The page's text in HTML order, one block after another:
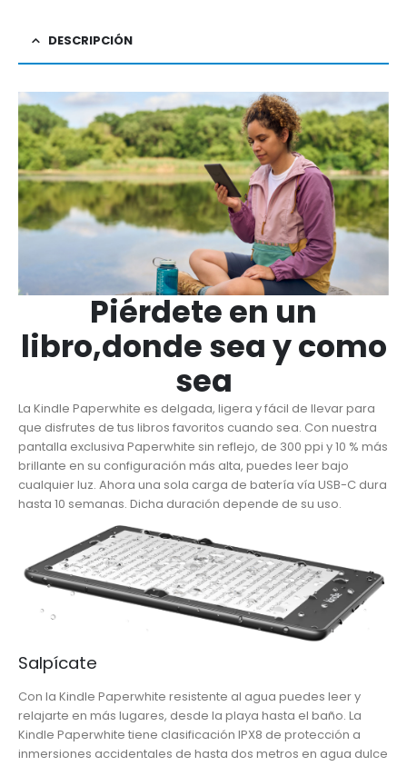
DESCRIPCIÓN
Piérdete en un
libro,donde sea y como
sea
La Kindle Paperwhite es delgada, ligera y fácil de llevar para
que disfrutes de tus libros favoritos cuando sea. Con nuestra
pantalla exclusiva Paperwhite sin reflejo, de 300 ppi y 10 % más
brillante en su configuración más alta, puedes leer bajo
cualquier luz. Ahora una sola carga de batería vía USB-C dura
hasta 10 semanas. Dicha duración depende de su uso.
Salpícate
Con la Kindle Paperwhite resistente al agua puedes leer y
relajarte en más lugares, desde la playa hasta el baño. La
Kindle Paperwhite tiene clasificación IPX8 de protección a
inmersiones accidentales de hasta dos metros en agua dulce